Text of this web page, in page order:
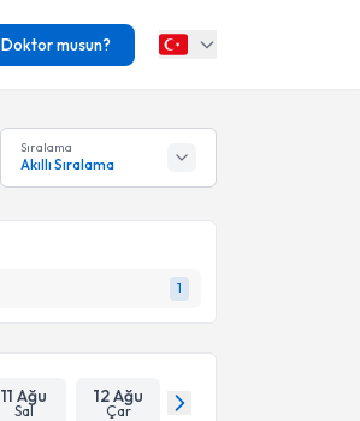
Doktor musun?
Sıralama
Akıllı Sıralama
1
11 Ağu
Sal
12 Ağu
Çar